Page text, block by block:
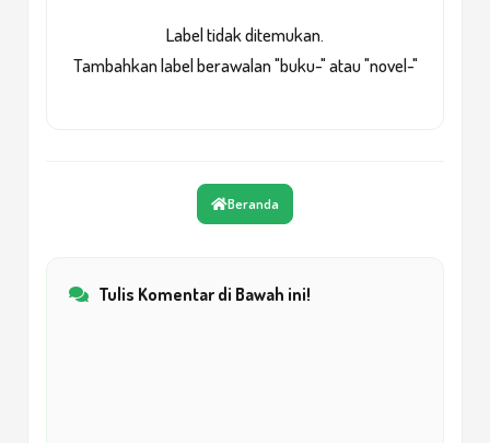
Label tidak ditemukan.
Tambahkan label berawalan "buku-" atau "novel-"
Beranda
Tulis Komentar di Bawah ini!